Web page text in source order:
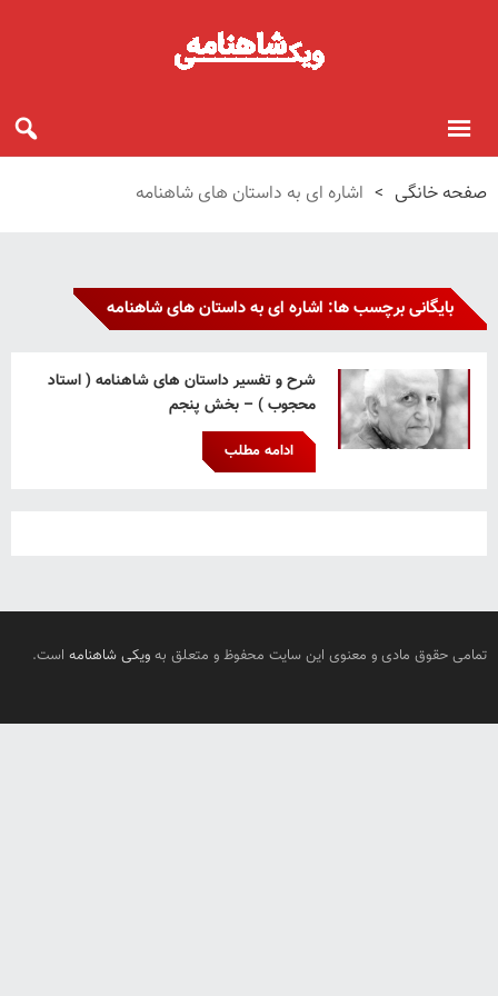
صفحه خانگی > اشاره ای به داستان های شاهنامه
بایگانی برچسب ها: اشاره ای به داستان های شاهنامه
شرح و تفسیر داستان های شاهنامه ( استاد
محجوب ) – بخش پنجم
ادامه مطلب
تمامی حقوق مادی و معنوی این سایت محفوظ و متعلق به ویکی شاهنامه است.